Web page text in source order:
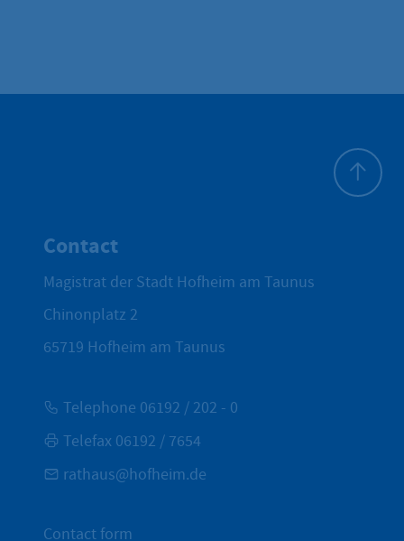
Contact
Magistrat der Stadt Hofheim am Taunus
Chinonplatz 2
65719 Hofheim am Taunus
Telephone 06192 / 202 - 0
Telefax 06192 / 7654
rathaus@hofheim.de
Contact form